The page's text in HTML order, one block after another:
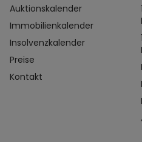
Auktionskalender
Immobilienkalender
Insolvenzkalender
Preise
Kontakt